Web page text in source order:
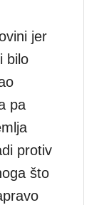
jer
bilo
pa
protiv
što